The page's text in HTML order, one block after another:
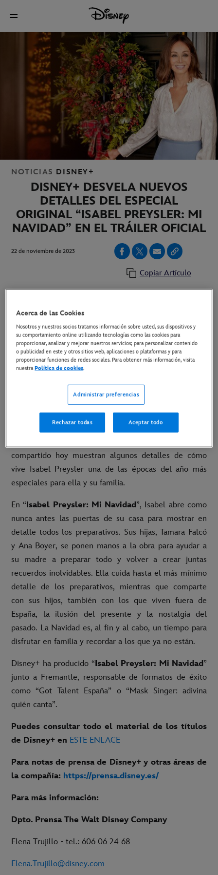
NOTICIAS DISNEY+
DISNEY+ DESVELA NUEVOS
DETALLES DEL ESPECIAL
ORIGINAL “ISABEL PREYSLER: MI
NAVIDAD” EN EL TRÁILER OFICIAL
22 de noviembre de 2023
Copiar Artículo
“Isabel Preysler: Mi Navidad” llega el 5 de
diciembre en exclusiva a Disney+
LINK AL TRÁILER
LINK AL MATERIAL DISPONIBLE
Madrid, 22 de noviembre de 2023.-
disponible el tráiler oficial de “
Navidad”, el especial original de dos episodios que
llegará el próximo 5 de diciembre en exclusiva a
compartido hoy muestran algunos detalles de cómo
vive Isabel Preysler una de las épocas del año más
especiales para ella y su familia.
En “Isabel Preysler: Mi Navidad”, Isabel abre como
nunca antes las puertas de su casa para mostrar en
detalle todos los preparativos. Sus hijas, Tamara Falcó
y Ana Boyer, se ponen manos a la obra para ayudar a
su madre a preparar todo y volver a crear juntas
recuerdos inolvidables. Ella cuida hasta el más mínimo
detalle de los preparativos, mientras que comparte
con sus hijos, también con los que viven fuera de
España, la ilusión del presente y la nostalgia del
pasado. La Navidad es, al fin y al cabo, un tiempo para
disfrutar en familia y recordar a los que ya no están.
Disney+ ha producido “Isabel Preysler: Mi Navidad”
junto a Fremantle, responsable de formatos de éxito
como “Got Talent España” o “Mask Singer: adivina
quién canta”.
Puedes consultar todo el material de los títulos
de Disney+ en ESTE ENLACE
Para notas de prensa de Disney+ y otras áreas de
la compañía: https://prensa.disney.es/
Para más información:
Dpto. Prensa The Walt Disney Company
Elena Trujillo - tel.: 606 06 24 68
Elena.Trujillo@disney.com
Acerca de las Cookies
Nosotros y nuestros socios tratamos información sobre usted, sus dispositivos y
su comportamiento online utilizando tecnologías como las cookies para
proporcionar, analizar y mejorar nuestros servicios; para personalizar contenido
o publicidad en este y otros sitios web, aplicaciones o plataformas y para
proporcionar funciones de redes sociales. Para obtener más información, visita
nuestraPolítica de cookies.
Administrar preferencias
Rechazar todas Aceptar todo